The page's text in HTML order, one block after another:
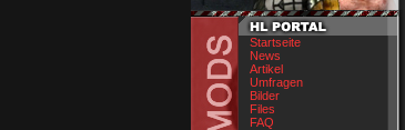
Startseite
News
Artikel
Umfragen
Bilder
Files
FAQ